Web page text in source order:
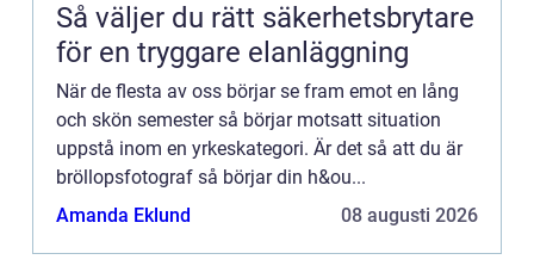
Så väljer du rätt säkerhetsbrytare
för en tryggare elanläggning
När de flesta av oss börjar se fram emot en lång
och skön semester så börjar motsatt situation
uppstå inom en yrkeskategori. Är det så att du är
bröllopsfotograf så börjar din h&ou...
Amanda Eklund
08 augusti 2026